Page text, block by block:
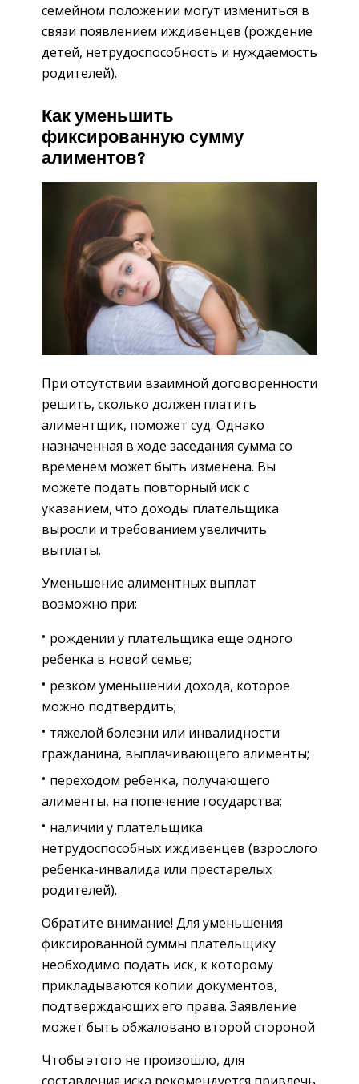
семейном положении могут измениться в
связи появлением иждивенцев (рождение
детей, нетрудоспособность и нуждаемость
родителей).
Как уменьшить
фиксированную сумму
алиментов?
При отсутствии взаимной договоренности
решить, сколько должен платить
алиментщик, поможет суд. Однако
назначенная в ходе заседания сумма со
временем может быть изменена. Вы
можете подать повторный иск с
указанием, что доходы плательщика
выросли и требованием увеличить
выплаты.
Уменьшение алиментных выплат
возможно при:
рождении у плательщика еще одного
ребенка в новой семье;
резком уменьшении дохода, которое
можно подтвердить;
тяжелой болезни или инвалидности
гражданина, выплачивающего алименты;
переходом ребенка, получающего
алименты, на попечение государства;
наличии у плательщика
нетрудоспособных иждивенцев (взрослого
ребенка-инвалида или престарелых
родителей).
Обратите внимание! Для уменьшения
фиксированной суммы плательщику
необходимо подать иск, к которому
прикладываются копии документов,
подтверждающих его права. Заявление
может быть обжаловано второй стороной
Чтобы этого не произошло, для